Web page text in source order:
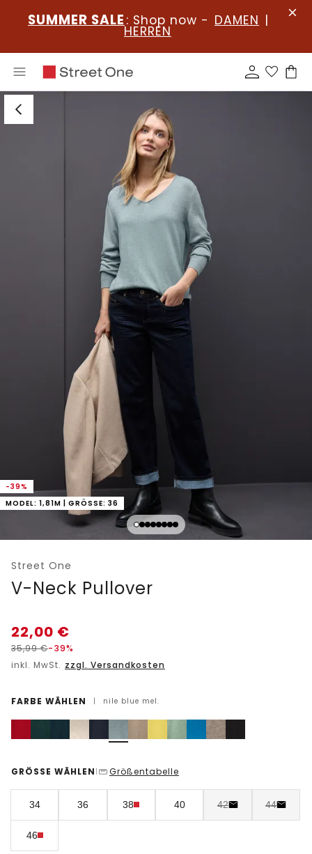
SUMMER SALE : Shop now - DAMEN |
HERREN
-39%
MODEL: 1,81M | GRÖSSE: 36
Street One
V-Neck Pullover
22,00 €
35,99€-39%
inkl. MwSt. zzgl. Versandkosten
FARBE WÄHLEN | nile blue mel.
GRÖSSE WÄHLEN | Größentabelle
34 36 38 40 42 44
46